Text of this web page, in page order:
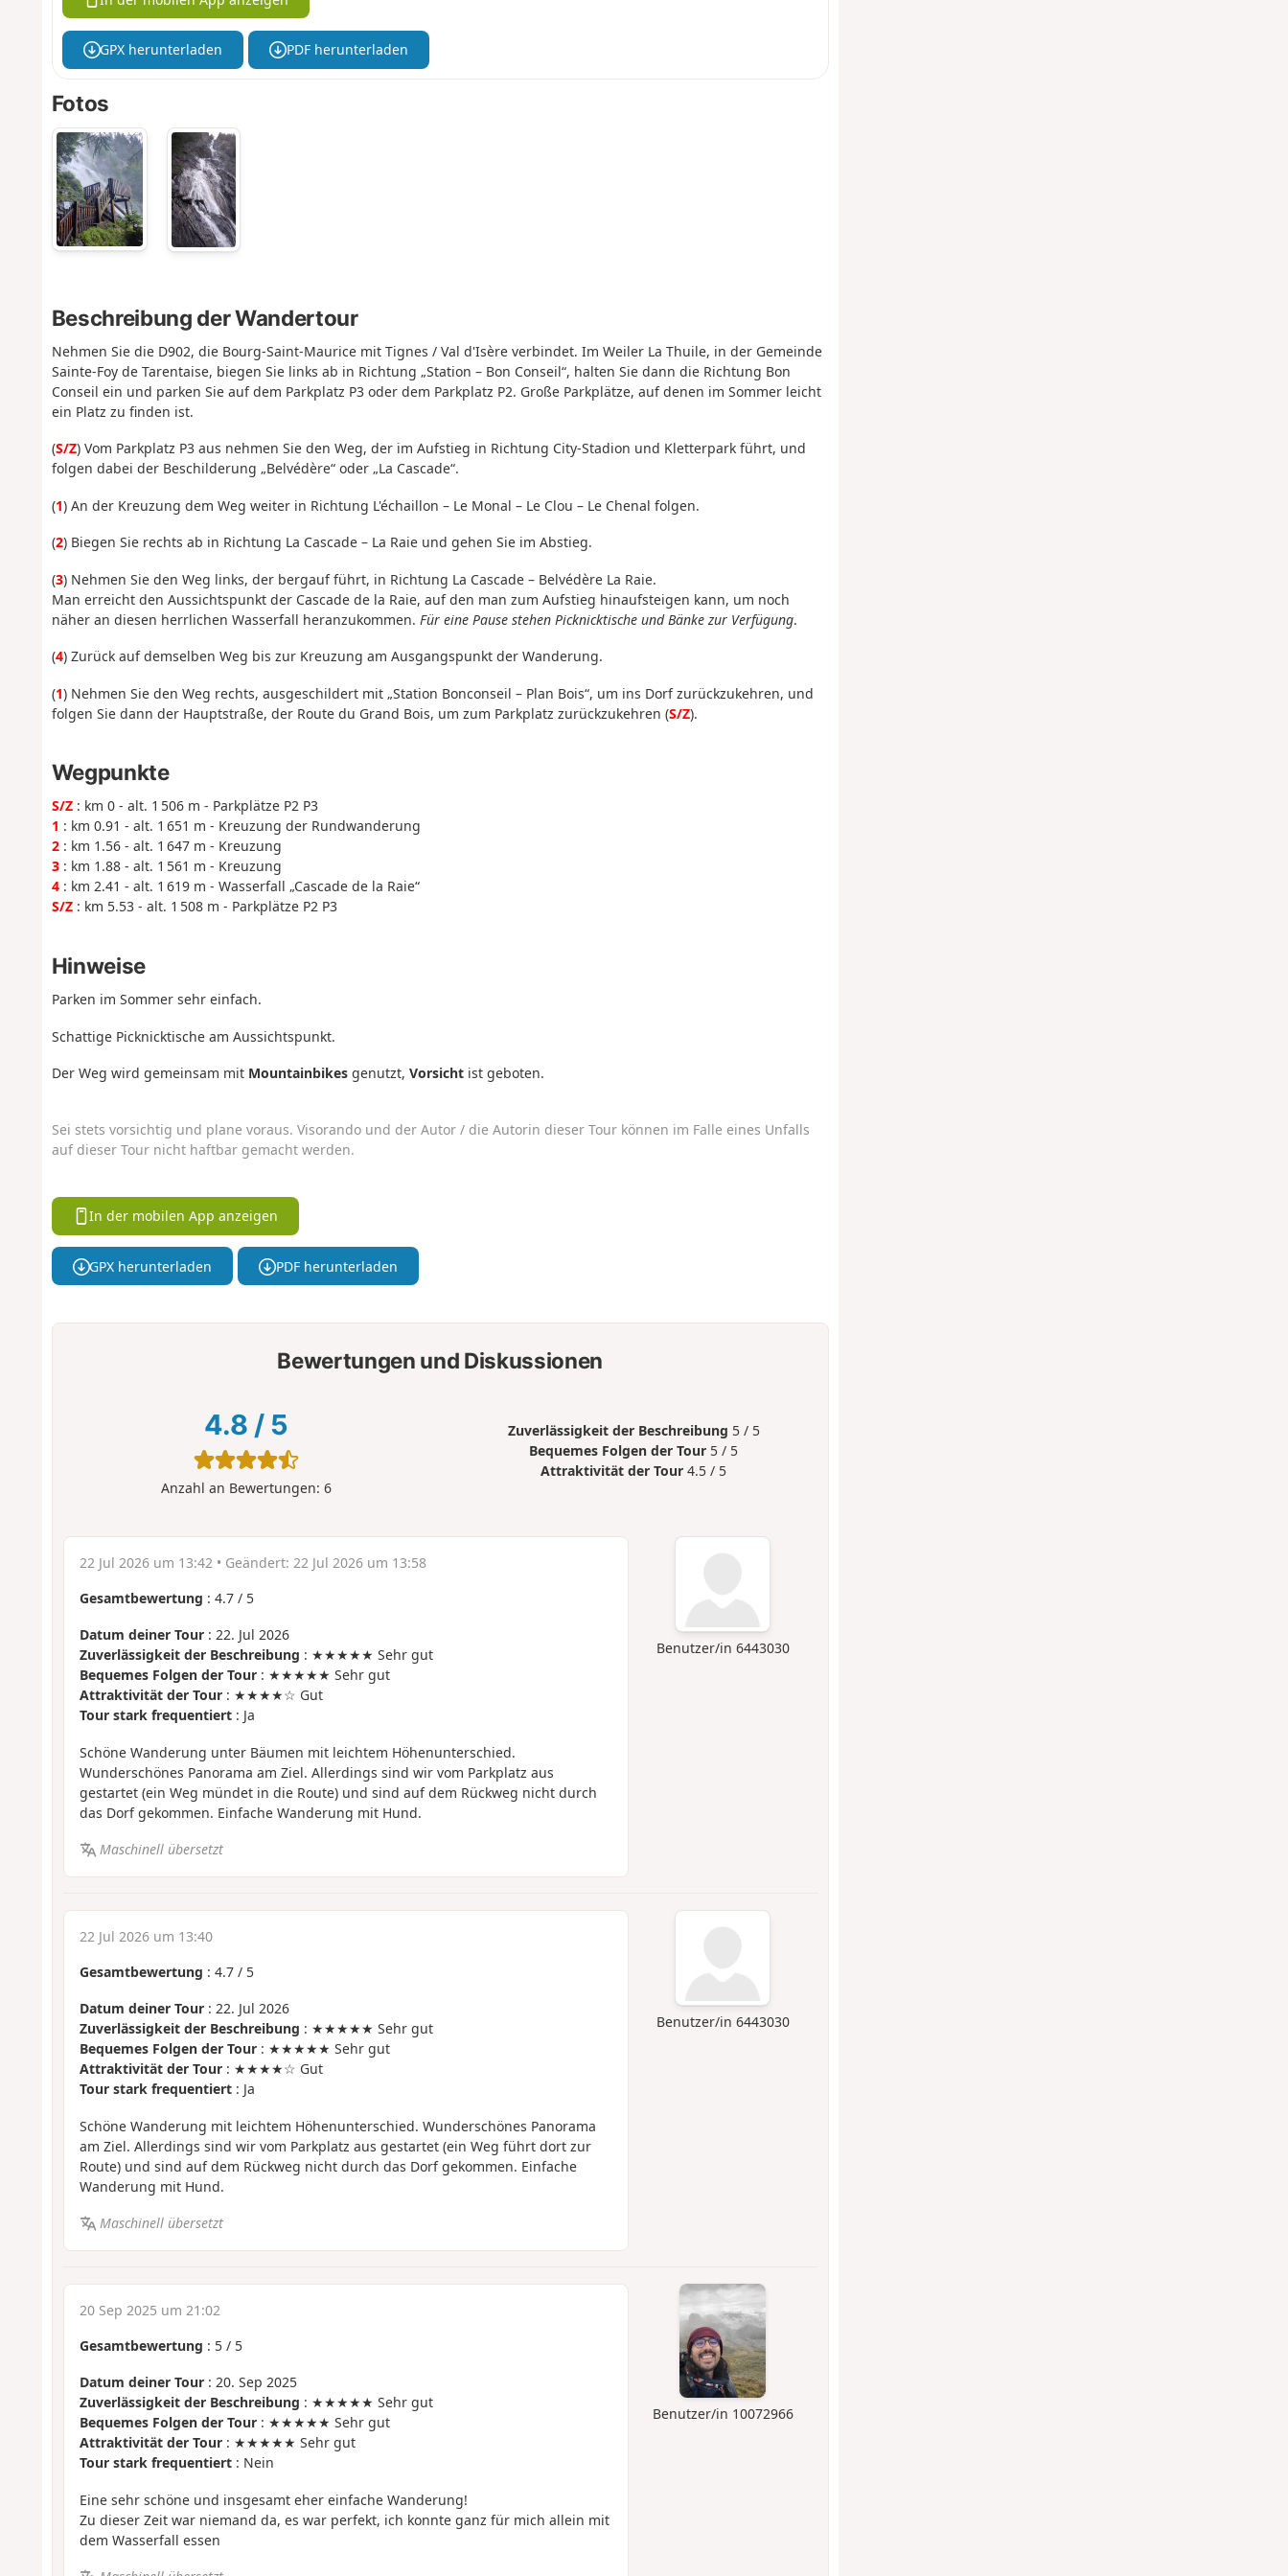
GPX herunterladen PDF herunterladen
Fotos
Beschreibung der Wandertour
Nehmen Sie die D902, die Bourg-Saint-Maurice mit Tignes / Val d'Isère verbindet. Im Weiler La Thuile, in der Gemeinde
Sainte-Foy de Tarentaise, biegen Sie links ab in Richtung „Station – Bon Conseil“, halten Sie dann die Richtung Bon
Conseil ein und parken Sie auf dem Parkplatz P3 oder dem Parkplatz P2. Große Parkplätze, auf denen im Sommer leicht
ein Platz zu finden ist.
(S/Z) Vom Parkplatz P3 aus nehmen Sie den Weg, der im Aufstieg in Richtung City-Stadion und Kletterpark führt, und
folgen dabei der Beschilderung „Belvédère“ oder „La Cascade“.
(1) An der Kreuzung dem Weg weiter in Richtung L'échaillon – Le Monal – Le Clou – Le Chenal folgen.
(2) Biegen Sie rechts ab in Richtung La Cascade – La Raie und gehen Sie im Abstieg.
(3) Nehmen Sie den Weg links, der bergauf führt, in Richtung La Cascade – Belvédère La Raie.
Man erreicht den Aussichtspunkt der Cascade de la Raie, auf den man zum Aufstieg hinaufsteigen kann, um noch
näher an diesen herrlichen Wasserfall heranzukommen. Für eine Pause stehen Picknicktische und Bänke zur Verfügung.
(4) Zurück auf demselben Weg bis zur Kreuzung am Ausgangspunkt der Wanderung.
(1) Nehmen Sie den Weg rechts, ausgeschildert mit „Station Bonconseil – Plan Bois“, um ins Dorf zurückzukehren, und
folgen Sie dann der Hauptstraße, der Route du Grand Bois, um zum Parkplatz zurückzukehren (S/Z).
Wegpunkte
S/Z: km 0 - alt. 1 506 m - Parkplätze P2 P3
1 : km 0.91 - alt. 1 651 m - Kreuzung der Rundwanderung
2: km 1.56 - alt. 1 647 m - Kreuzung
3: km 1.88 - alt. 1 561 m - Kreuzung
4: km 2.41 - alt. 1 619 m - Wasserfall „Cascade de la Raie“
S/Z: km 5.53 - alt. 1 508 m - Parkplätze P2 P3
Hinweise
Parken im Sommer sehr einfach.
Schattige Picknicktische am Aussichtspunkt.
Der Weg wird gemeinsam mit Mountainbikesgenutzt, Vorsichtist geboten.
Sei stets vorsichtig und plane voraus. Visorando und der Autor / die Autorin dieser Tour können im Falle eines Unfalls
auf dieser Tour nicht haftbar gemacht werden.
In der mobilen App anzeigen
GPX herunterladen PDF herunterladen
Bewertungen und Diskussionen
4.8 / 5
Anzahl an Bewertungen: 6
Zuverlässigkeit der Beschreibung 5 / 5
Bequemes Folgen der Tour 5 / 5
Attraktivität der Tour 4.5 / 5
Benutzer/in 6443030
22 Jul 2026 um 13:42 • Geändert: 22 Jul 2026 um 13:58
Gesamtbewertung : 4.7/ 5
Datum deiner Tour: 22. Jul 2026
Zuverlässigkeit der Beschreibung : ★★★★★ Sehr gut
Bequemes Folgen der Tour: ★★★★★ Sehr gut
Attraktivität der Tour: ★★★★☆ Gut
Tour stark frequentiert: Ja
Schöne Wanderung unter Bäumen mit leichtem Höhenunterschied.
Wunderschönes Panorama am Ziel. Allerdings sind wir vom Parkplatz aus
gestartet (ein Weg mündet in die Route) und sind auf dem Rückweg nicht durch
das Dorf gekommen. Einfache Wanderung mit Hund.
Maschinell übersetzt
Benutzer/in 6443030
22 Jul 2026 um 13:40
Gesamtbewertung : 4.7/ 5
Datum deiner Tour: 22. Jul 2026
Zuverlässigkeit der Beschreibung : ★★★★★ Sehr gut
Bequemes Folgen der Tour: ★★★★★ Sehr gut
Attraktivität der Tour: ★★★★☆ Gut
Tour stark frequentiert: Ja
Schöne Wanderung mit leichtem Höhenunterschied. Wunderschönes Panorama
am Ziel. Allerdings sind wir vom Parkplatz aus gestartet (ein Weg führt dort zur
Route) und sind auf dem Rückweg nicht durch das Dorf gekommen. Einfache
Wanderung mit Hund.
Maschinell übersetzt
Benutzer/in 10072966
20 Sep 2025 um 21:02
Gesamtbewertung : 5/ 5
Datum deiner Tour: 20. Sep 2025
Zuverlässigkeit der Beschreibung : ★★★★★ Sehr gut
Bequemes Folgen der Tour: ★★★★★ Sehr gut
Attraktivität der Tour: ★★★★★ Sehr gut
Tour stark frequentiert: Nein
Eine sehr schöne und insgesamt eher einfache Wanderung!
Zu dieser Zeit war niemand da, es war perfekt, ich konnte ganz für mich allein mit
dem Wasserfall essen